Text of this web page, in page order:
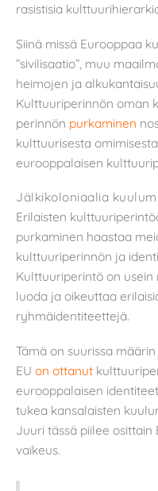
rasistisia
Siinä missä Eurooppaa
”sivilisaatio”, muu
heimojen ja
Kulttuuriperinnön oman
perinnön purkaminen
kulttuurisesta
eurooppalaisen
Jälkikoloniaalia
Erilaisten
purkaminen haastaa
kulttuuriperinnön ja
Kulttuuriperintö on
luoda ja oikeuttaa
ryhmäidentiteettejä.
Tämä on suurissa
EU on ottanut
eurooppalaisen
tukea kansalaisten
Juuri tässä piilee
vaikeus.